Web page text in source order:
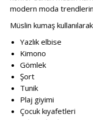
modern moda
Müslin kumaş
Yazlık elbise
Kimono
Gömlek
Şort
Tunik
Plaj giyimi
Çocuk kıyafetleri